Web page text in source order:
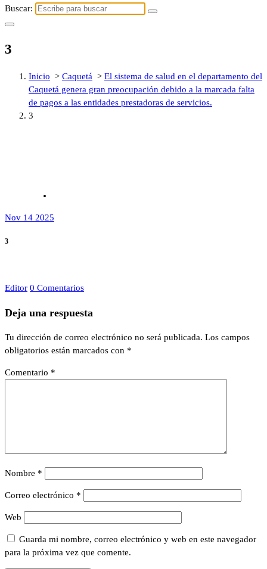
Buscar:
3
Inicio > Caquetá > El sistema de salud en el departamento del
Caquetá genera gran preocupación debido a la marcada falta
de pagos a las entidades prestadoras de servicios.
3
Nov 14 2025
3
Editor 0 Comentarios
Deja una respuesta
Tu dirección de correo electrónico no será publicada. Los campos
obligatorios están marcados con *
Comentario *
Nombre *
Correo electrónico *
Web
Guarda mi nombre, correo electrónico y web en este navegador
para la próxima vez que comente.